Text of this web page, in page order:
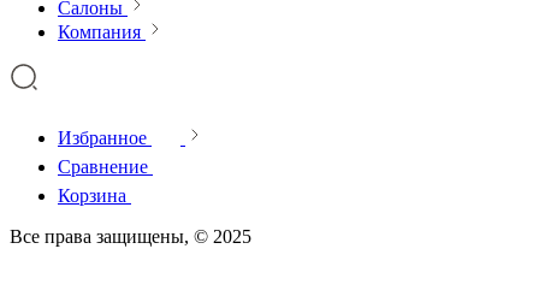
Салоны
Компания
Избранное
Сравнение
Корзина
Все права защищены, © 2025